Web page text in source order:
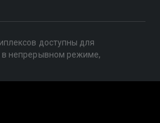
доступны для
в непрерывном режиме,